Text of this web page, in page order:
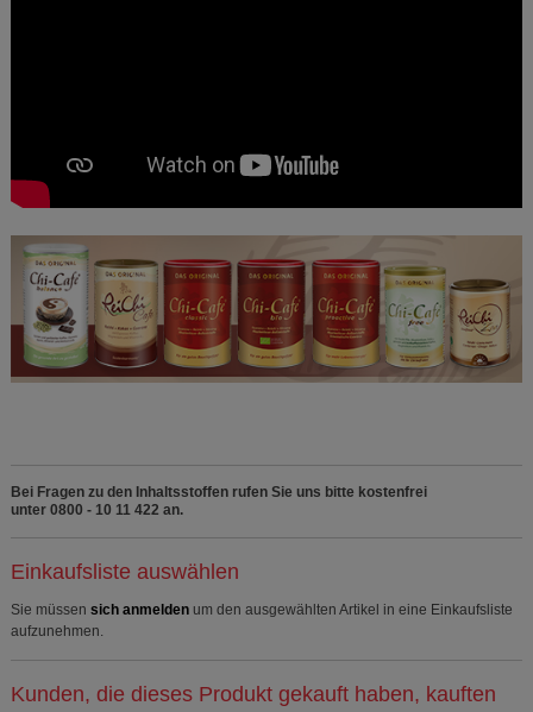
Bei Fragen zu den Inhaltsstoffen rufen Sie uns bitte kostenfrei
unter 0800 - 10 11 422 an.
Einkaufsliste auswählen
Sie müssen sich anmelden um den ausgewählten Artikel in eine Einkaufsliste
aufzunehmen.
Kunden, die dieses Produkt gekauft haben, kauften